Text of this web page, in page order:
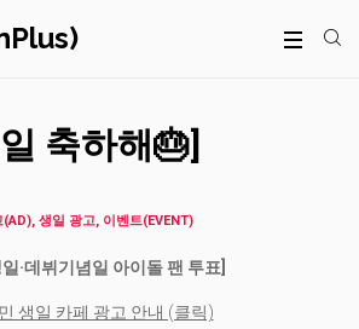
축하해🎂]
(AD), 생일 광고, 이벤트(EVENT)
일·데뷔기념일 아이돌 팬 투표]
생일 카페 광고 안내 (클릭)